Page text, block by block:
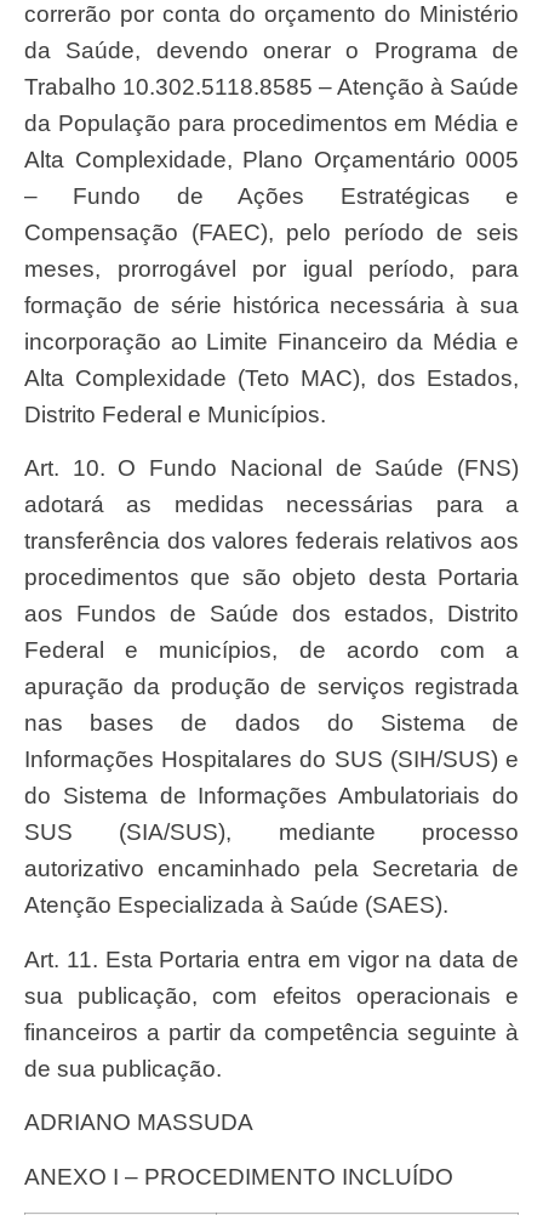
correrão por conta do orçamento do Ministério
da Saúde, devendo onerar o Programa de
Trabalho 10.302.5118.8585 – Atenção à Saúde
da População para procedimentos em Média e
Alta Complexidade, Plano Orçamentário 0005
– Fundo de Ações Estratégicas e
Compensação (FAEC), pelo período de seis
meses, prorrogável por igual período, para
formação de série histórica necessária à sua
incorporação ao Limite Financeiro da Média e
Alta Complexidade (Teto MAC), dos Estados,
Distrito Federal e Municípios.
Art. 10. O Fundo Nacional de Saúde (FNS)
adotará as medidas necessárias para a
transferência dos valores federais relativos aos
procedimentos que são objeto desta Portaria
aos Fundos de Saúde dos estados, Distrito
Federal e municípios, de acordo com a
apuração da produção de serviços registrada
nas bases de dados do Sistema de
Informações Hospitalares do SUS (SIH/SUS) e
do Sistema de Informações Ambulatoriais do
SUS (SIA/SUS), mediante processo
autorizativo encaminhado pela Secretaria de
Atenção Especializada à Saúde (SAES).
Art. 11. Esta Portaria entra em vigor na data de
sua publicação, com efeitos operacionais e
financeiros a partir da competência seguinte à
de sua publicação.
ADRIANO MASSUDA
ANEXO I – PROCEDIMENTO INCLUÍDO